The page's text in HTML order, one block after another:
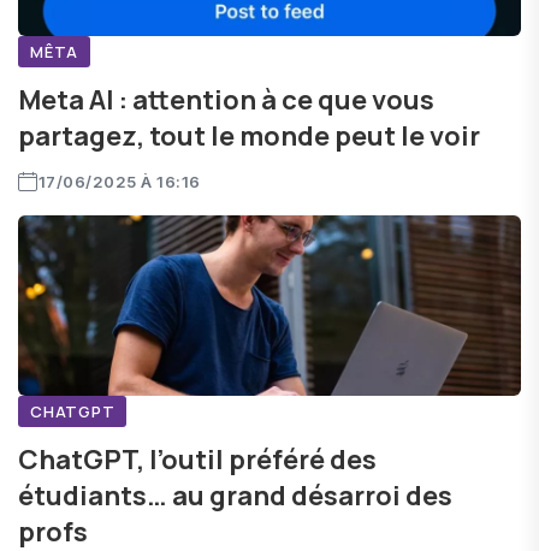
MÊTA
Meta AI : attention à ce que vous
partagez, tout le monde peut le voir
17/06/2025 À 16:16
CHATGPT
ChatGPT, l’outil préféré des
étudiants… au grand désarroi des
profs